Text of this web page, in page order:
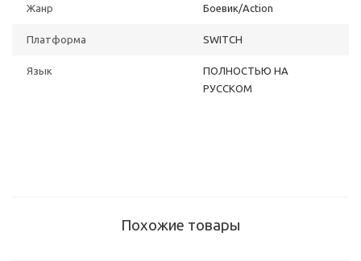
Жанр Боевик/Action
Платформа SWITCH
Язык
ПОЛНОСТЬЮ НА
РУССКОМ
Похожие товары